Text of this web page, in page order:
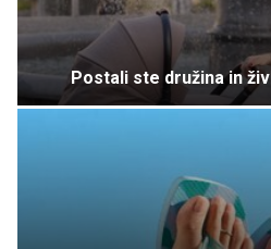
Postali ste družina in